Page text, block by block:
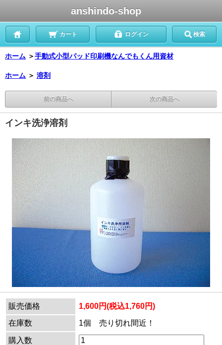
anshindo-shop
カート ログイン 検索
ホーム ＞手動式小型パッド印刷機なんでもくん用資材
ホーム ＞ 溶剤
前の商品へ 次の商品へ
インキ洗浄溶剤
販売価格
1,600円(税込1,760円)
在庫数
1個 売り切れ間近！
購入数